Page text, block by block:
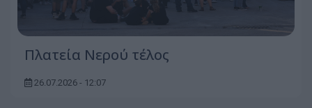
Πλατεία Νερού τέλος
26.07.2026 - 12:07